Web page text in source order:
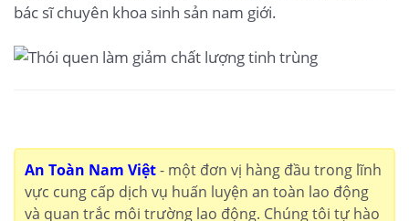
bác sĩ chuyên khoa sinh sản nam giới.
An Toàn Nam Việt- một đơn vị hàng đầu trong lĩnh
vực cung cấp dịch vụ huấn luyện an toàn lao động
và quan trắc môi trường lao động. Chúng tôi tự hào